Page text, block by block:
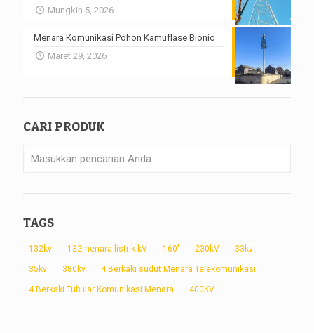
Mungkin 5, 2026
Menara Komunikasi Pohon Kamuflase Bionic
Maret 29, 2026
CARI PRODUK
TAGS
132kv 132menara listrik kV 160' 230kV 33kv
35kv 380kv 4 Berkaki sudut Menara Telekomunikasi
4 Berkaki Tubular Komunikasi Menara 400KV